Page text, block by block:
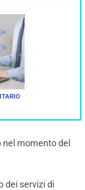
nel momento del
dei servizi di